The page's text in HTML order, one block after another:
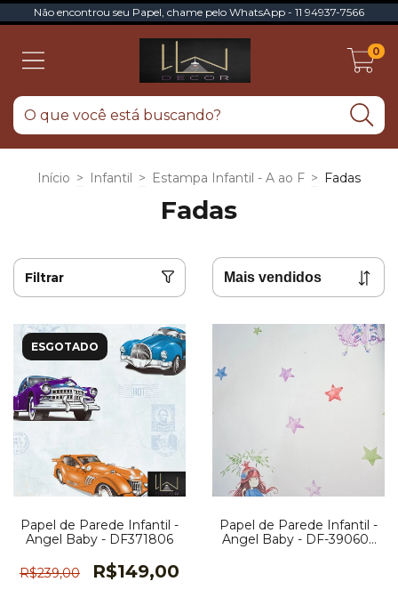
Não encontrou seu Papel, chame pelo WhatsApp - 11 94937-7566
0
Início > Infantil > Estampa Infantil - A ao F > Fadas
Fadas
Filtrar
ESGOTADO
Papel de Parede Infantil -
Angel Baby - DF371806
R$239,00 R$149,00
Papel de Parede Infantil -
Angel Baby - DF-390605